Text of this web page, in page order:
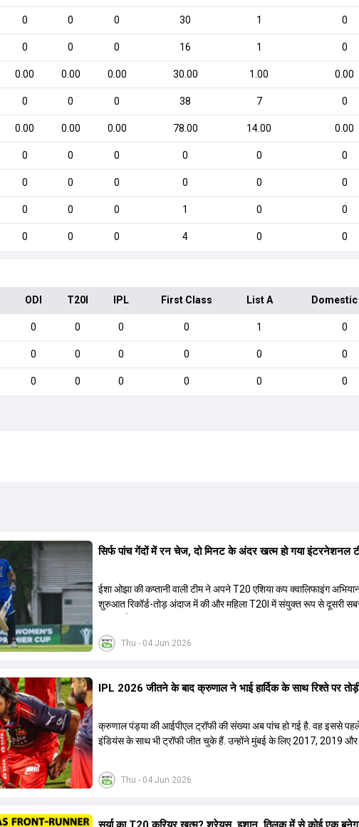
0 0 0 30 1 0
0 0 0 16 1 0
0.00 0.00 0.00 30.00 1.00 0.00
0 0 0 38 7 0
0.00 0.00 0.00 78.00 14.00 0.00
0 0 0 0 0 0
0 0 0 0 0 0
0 0 0 1 0 0
0 0 0 4 0 0
ODI T20I IPL First Class List A
0 0 0 0 1 0
0 0 0 0 0 0
0 0 0 0 0 0
Thu - 04 Jun 2026
सिर्फ पांच गेंदों में रन चेज, दो मिनट के अंदर खत्म हो गया इंटरनेशनल
ईशा ओझा की कप्तानी वाली टीम ने अपने T20 एशिया कप क्वालिफाइंग
शुरुआत रिकॉर्ड-तोड़ अंदाज में की और महिला T20I में संयुक्त रूप से दूसरी
Thu - 04 Jun 2026
IPL 2026 जीतने के बाद क्रुणाल ने भाई हार्द‍िक के साथ र‍िश्ते पर
क्रुणाल पंड्या की आईपीएल ट्रॉफी की संख्या अब पांच हो गई है. वह इससे
इंडियंस के साथ भी ट्रॉफी जीत चुके हैं. उन्होंने मुंबई के लिए 2017, 2019